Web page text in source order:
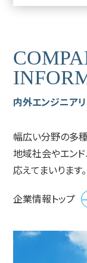
内外エンジニア
幅広い分野の多
地域社会やエン
応えてまいります。
企業情報トップ